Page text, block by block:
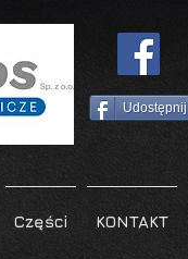
Udostępnij
Części KONTAKT